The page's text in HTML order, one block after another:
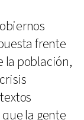
frente
la población,
la gente